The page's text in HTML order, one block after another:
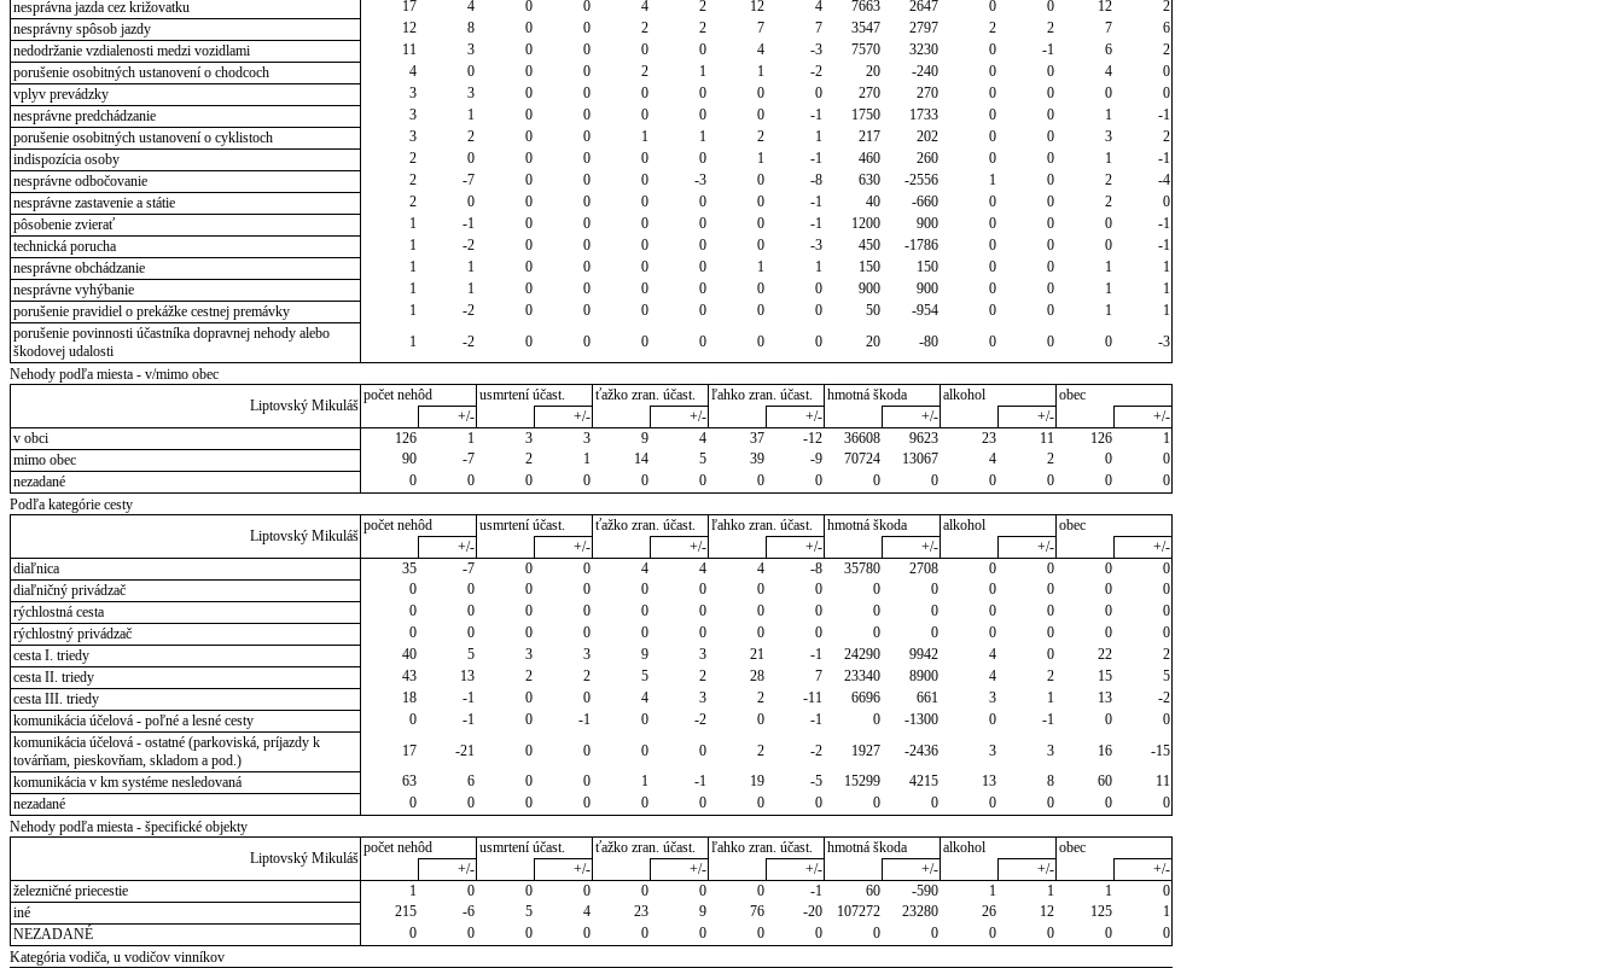
nesprávna jazda cez križovatku
17 4 0 0 4 2 12 4 7663 2647 0 0 12
2
nesprávny spôsob jazdy
12 8 0 0 2 2 7 7 3547 2797 2 2 7
6
nedodržanie vzdialenosti medzi vozidlami
11 3 0 0 0 0 4 -3 7570 3230 0 -1 6
2
porušenie osobitných ustanovení o chodcoch
4 0 0 0 2 1 1 -2 20 -240 0 0 4
0
vplyv prevádzky
3 3 0 0 0 0 0 0 270 270 0 0 0
0
nesprávne predchádzanie
3 1 0 0 0 0 0 -1 1750 1733 0 0 1
-1
porušenie osobitných ustanovení o cyklistoch
3 2 0 0 1 1 2 1 217 202 0 0 3
2
indispozícia osoby
2 0 0 0 0 0 1 -1 460 260 0 0 1
-1
nesprávne odbočovanie
2 -7 0 0 0 -3 0 -8 630 -2556 1 0 2
-4
nesprávne zastavenie a státie
2 0 0 0 0 0 0 -1 40 -660 0 0 2
0
pôsobenie zvierať
1 -1 0 0 0 0 0 -1 1200 900 0 0 0
-1
technická porucha
1 -2 0 0 0 0 0 -3 450 -1786 0 0 0
-1
nesprávne obchádzanie
1 1 0 0 0 0 1 1 150 150 0 0 1
1
nesprávne vyhýbanie
1 1 0 0 0 0 0 0 900 900 0 0 1
1
porušenie pravidiel o prekážke cestnej premávky
1 -2 0 0 0 0 0 0 50 -954 0 0 1
1
porušenie povinnosti účastníka dopravnej nehody alebo
škodovej udalosti
1 -2 0 0 0 0 0 0 20 -80 0 0 0
-3
Nehody podľa miesta - v/mimo obec
Liptovský Mikuláš
počet nehôd usmrtení účast. ťažko zran. účast. ľahko zran. účast. hmotná škoda alkohol
obec
+/-
+/- +/- +/- +/- +/-
+/-
v obci
126 1 3 3 9 4 37 -12 36608 9623 23 11 126
1
mimo obec
90 -7 2 1 14 5 39 -9 70724 13067 4 2 0
0
nezadané
0 0 0 0 0 0 0 0 0 0 0 0 0
0
Podľa kategórie cesty
Liptovský Mikuláš
počet nehôd usmrtení účast. ťažko zran. účast. ľahko zran. účast. hmotná škoda alkohol
obec
+/-
+/- +/- +/- +/- +/-
+/-
diaľnica
35 -7 0 0 4 4 4 -8 35780 2708 0 0 0
0
diaľničný privádzač
0 0 0 0 0 0 0 0 0 0 0 0 0
0
rýchlostná cesta
0 0 0 0 0 0 0 0 0 0 0 0 0
0
rýchlostný privádzač
0 0 0 0 0 0 0 0 0 0 0 0 0
0
cesta I. triedy
40 5 3 3 9 3 21 -1 24290 9942 4 0 22
2
cesta II. triedy
43 13 2 2 5 2 28 7 23340 8900 4 2 15
5
cesta III. triedy
18 -1 0 0 4 3 2 -11 6696 661 3 1 13
-2
komunikácia účelová - poľné a lesné cesty
0 -1 0 -1 0 -2 0 -1 0 -1300 0 -1 0
0
komunikácia účelová - ostatné (parkoviská, príjazdy k
továrňam, pieskovňam, skladom a pod.)
17 -21 0 0 0 0 2 -2 1927 -2436 3 3 16
-15
komunikácia v km systéme nesledovaná
63 6 0 0 1 -1 19 -5 15299 4215 13 8 60
11
nezadané
0 0 0 0 0 0 0 0 0 0 0 0 0
0
Nehody podľa miesta - špecifické objekty
Liptovský Mikuláš
počet nehôd usmrtení účast. ťažko zran. účast. ľahko zran. účast. hmotná škoda alkohol
obec
+/-
+/- +/- +/- +/- +/-
+/-
železničné priecestie
1 0 0 0 0 0 0 -1 60 -590 1 1 1
0
iné
215 -6 5 4 23 9 76 -20 107272 23280 26 12 125
1
NEZADANÉ
0 0 0 0 0 0 0 0 0 0 0 0 0
0
Kategória vodiča, u vodičov vinníkov